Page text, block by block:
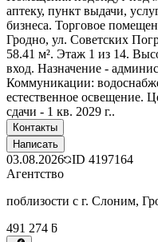
аптеку, пункт выдачи,
бизнеса. Торговое
Гродно, ул. Советских
58.41 м². Этаж 1 из 14.
вход. Назначение -
Коммуникации:
естественное освещение.
сдачи - 1 кв. 2029 г..
Контакты
Написать
03.08.2026 ID 4197164
Агентство
поблизости с г. Слоним,
491 274 ƃ